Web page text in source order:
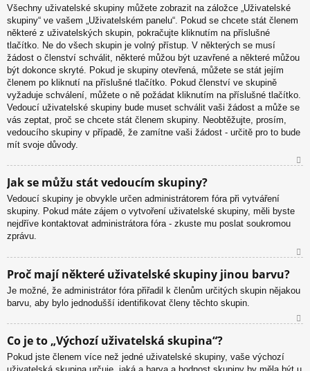
Všechny uživatelské skupiny můžete zobrazit na záložce „Uživatelské
skupiny“ ve vašem „Uživatelském panelu“. Pokud se chcete stát členem
některé z uživatelských skupin, pokračujte kliknutím na příslušné
tlačítko. Ne do všech skupin je volný přístup. V některých se musí
žádost o členství schválit, některé můžou být uzavřené a některé můžou
být dokonce skryté. Pokud je skupiny otevřená, můžete se stát jejím
členem po kliknutí na příslušné tlačítko. Pokud členství ve skupině
vyžaduje schválení, můžete o ně požádat kliknutím na příslušné tlačítko.
Vedoucí uživatelské skupiny bude muset schválit vaši žádost a může se
vás zeptat, proč se chcete stát členem skupiny. Neobtěžujte, prosím,
vedoucího skupiny v případě, že zamítne vaši žádost - určitě pro to bude
mít svoje důvody.
u
Jak se můžu stát vedoucím skupiny?
Vedoucí skupiny je obvykle určen administrátorem fóra při vytváření
skupiny. Pokud máte zájem o vytvoření uživatelské skupiny, měli byste
nejdříve kontaktovat administrátora fóra - zkuste mu poslat soukromou
zprávu.
or
Proč mají některé uživatelské skupiny jinou barvu?
Je možné, že administrátor fóra přiřadil k členům určitých skupin nějakou
barvu, aby bylo jednodušší identifikovat členy těchto skupin.
Co je to „Výchozí uživatelská skupina“?
Pokud jste členem více než jedné uživatelské skupiny, vaše výchozí